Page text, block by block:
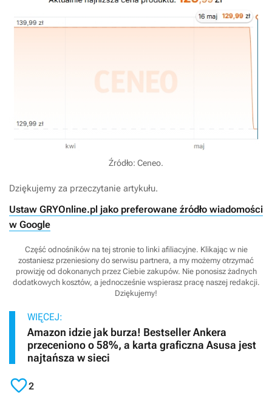
Źródło: Ceneo.
Dziękujemy za przeczytanie artykułu.
Ustaw GRYOnline.pl jako preferowane źródło wiadomości
w Google
Część odnośników na tej stronie to linki afiliacyjne. Klikając w nie
zostaniesz przeniesiony do serwisu partnera, a my możemy otrzymać
prowizję od dokonanych przez Ciebie zakupów. Nie ponosisz żadnych
dodatkowych kosztów, a jednocześnie wspierasz pracę naszej redakcji.
Dziękujemy!
WIĘCEJ:
Amazon idzie jak burza! Bestseller Ankera
przeceniono o 58%, a karta graficzna Asusa jest
najtańsza w sieci
2